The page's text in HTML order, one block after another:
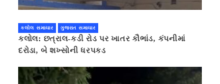
કલોલ સમાચાર ગુજરાત સમાચાર
કલોલ: છત્રાલ-કડી રોડ પર ખાતર કૌભાંડ, કંપનીમાં
દરોડા, બે શખ્સોની ધરપકડ